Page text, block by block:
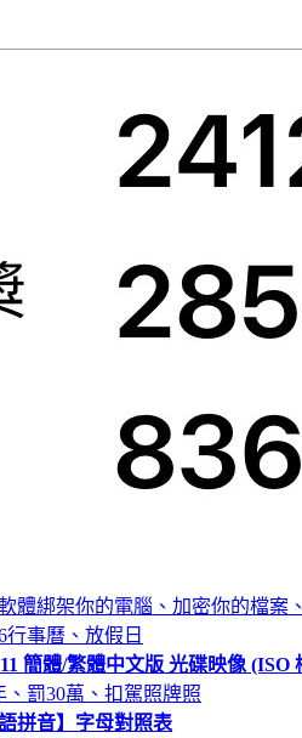
體綁架你的電腦、加密你的檔案
行事曆、放假日
簡體/繁體中文版 光碟映像 (ISO
罰30萬、扣駕照牌照
拼音】字母對照表